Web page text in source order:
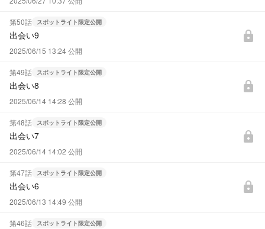
第50話 スポットライト限定公開
出会い9
2025/06/15 13:24 公開
lock
第49話 スポットライト限定公開
出会い8
2025/06/14 14:28 公開
lock
第48話 スポットライト限定公開
出会い7
2025/06/14 14:02 公開
lock
第47話 スポットライト限定公開
出会い6
2025/06/13 14:49 公開
lock
第46話 スポットライト限定公開